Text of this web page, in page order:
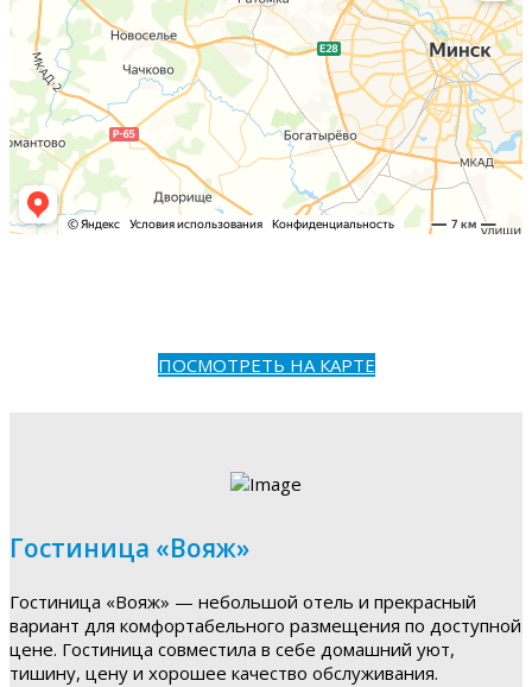
ПОСМОТРЕТЬ НА КАРТЕ
Гостиница «Вояж»
Гостиница «Вояж» — небольшой отель и прекрасный
вариант для комфортабельного размещения по доступной
цене. Гостиница совместила в себе домашний уют,
тишину, цену и хорошее качество обслуживания.